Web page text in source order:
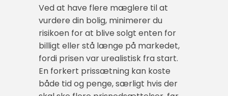
Ved at have flere mæglere til at
vurdere din bolig, minimerer du
risikoen for at blive solgt enten for
billigt eller stå længe på markedet,
fordi prisen var urealistisk fra start.
En forkert prissætning kan koste
både tid og penge, særligt hvis der